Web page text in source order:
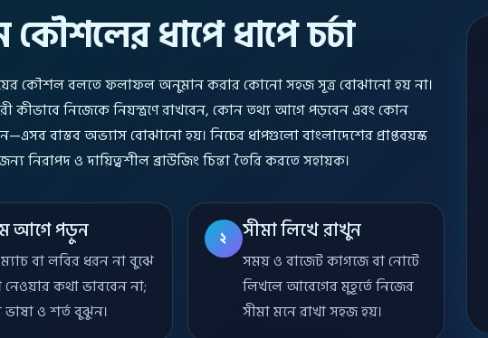
ধাপে ধাপে চর্চা
কৌশল বলতে ফলাফল অনুমান করার কোনো সহজ সূত্র বোঝানো হয় না।
কীভাবে নিজেকে নিয়ন্ত্রণে রাখবেন, কোন তথ্য আগে পড়বেন এবং কোন
বাস্তব অভ্যাস বোঝানো হয়। নিচের ধাপগুলো বাংলাদেশের প্রাপ্তবয়স্ক
নিরাপদ ও দায়িত্বশীল ব্রাউজিং চিন্তা তৈরি করতে সহায়ক।
আগে পড়ুন
বা লবির ধরন না বুঝে
কথা ভাববেন না;
ও শর্ত বুঝুন।
২ সীমা লিখে রাখুন
সময় ও বাজেট কাগজে বা নোটে
লিখলে আবেগের মুহূর্তে নিজের
সীমা মনে রাখা সহজ হয়।